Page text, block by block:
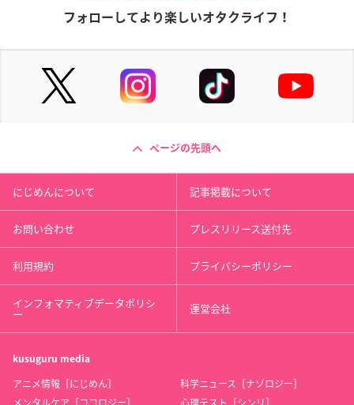
フォローしてより楽しいオタクライフ！
ページの先頭へ
にじめんについて 記事掲載について
お問い合わせ プレスリリース送付先
利用規約 プライバシーポリシー
インフォマティブデータポリシ
ー 運営会社
kusuguru media
アニメ情報［にじめん］
科学ニュース［ナゾロジー］